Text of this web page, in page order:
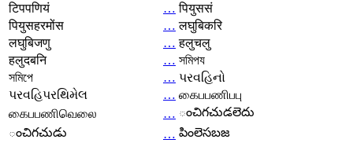
टिपपणियं
… पियुससं
पियुसहरमोंस
… लघुबिकरि
लघुबिजणु
… हलुचलु
हलुदबनि
… সমিপয
সমিপে
… પરવહિનો
પરવહિપરથિમેલ
… கைபபணிபபு
கைபபணிவெலை
… ంచిగచుడలెదు
ంచిగచుడు
… పింలెసబజ